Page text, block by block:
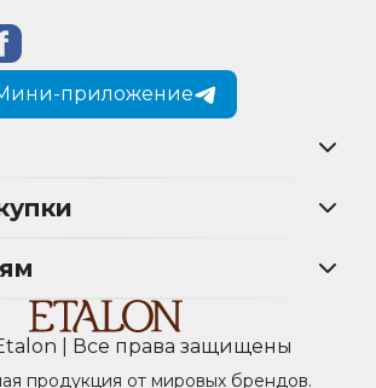
приложение
| Все права защищены
продукция от мировых брендов.